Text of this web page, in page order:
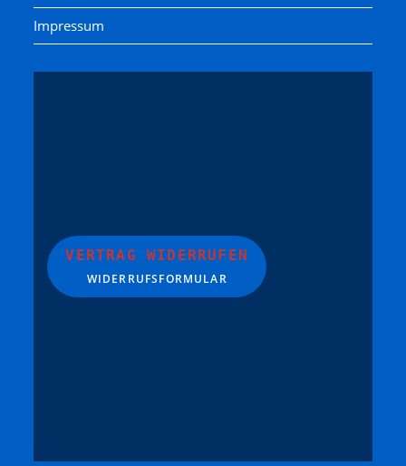
Impressum
VERTRAG WIDERRUFEN
WIDERRUFSFORMULAR